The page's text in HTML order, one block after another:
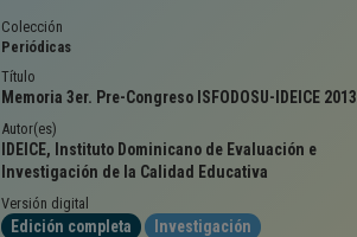
Colección
Periódicas
Título
Memoria 3er. Pre-Congreso ISFODOSU-IDEICE 2013
Autor(es)
IDEICE, Instituto Dominicano de Evaluación e
Investigación de la Calidad Educativa
Versión digital
Edición completa Investigación